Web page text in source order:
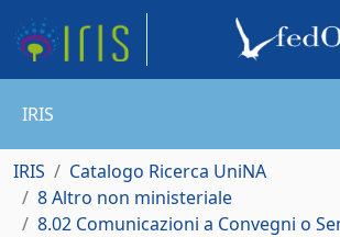
IRIS
IRIS
Catalogo Ricerca UniNA
8 Altro non ministeriale
8.02 Comunicazioni a Convegni o